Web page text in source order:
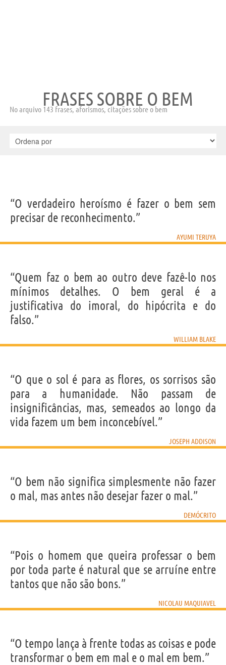
FRASES SOBRE O BEM
No arquivo 143 frases, aforismos, citações sobre o bem
“O verdadeiro heroísmo é fazer o bem sem
precisar de reconhecimento.”
AYUMI TERUYA
“Quem faz o bem ao outro deve fazê-lo nos
mínimos detalhes. O bem geral é a
justificativa do imoral, do hipócrita e do
falso.”
WILLIAM BLAKE
“O que o sol é para as flores, os sorrisos são
para a humanidade. Não passam de
insignificâncias, mas, semeados ao longo da
vida fazem um bem inconcebível.”
JOSEPH ADDISON
“O bem não significa simplesmente não fazer
o mal, mas antes não desejar fazer o mal.”
DEMÓCRITO
“Pois o homem que queira professar o bem
por toda parte é natural que se arruíne entre
tantos que não são bons.”
NICOLAU MAQUIAVEL
“O tempo lança à frente todas as coisas e pode
transformar o bem em mal e o mal em bem.”